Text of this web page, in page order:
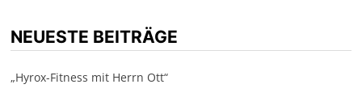
NEUESTE BEITRÄGE
„Hyrox-Fitness mit Herrn Ott“